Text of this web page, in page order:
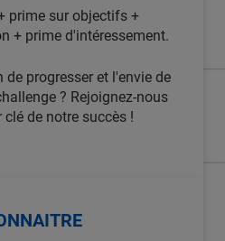
prime sur objectifs +
+ prime d'intéressement.
progresser et l'envie de
? Rejoignez-nous
de notre succès !